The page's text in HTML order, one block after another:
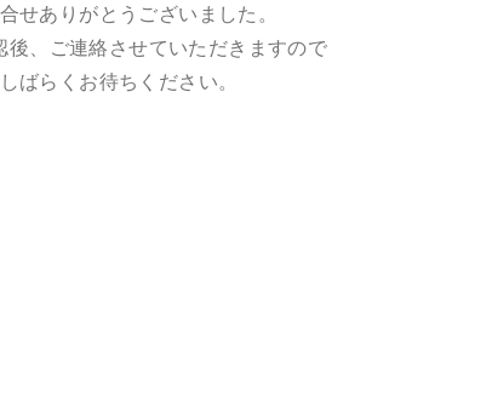
せありがとうございました。
後、ご連絡させていただきますので
しばらくお待ちください。